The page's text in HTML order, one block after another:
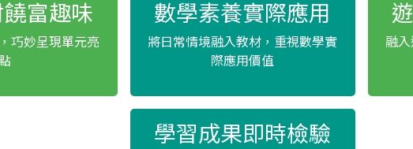
富趣味
巧妙呈現單元亮
數學素養實際應用
將日常情境融入教材，重視數學實
際應用價值
融
學習成果即時檢驗